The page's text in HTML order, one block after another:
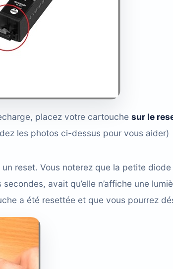
placez votre cartouche sur le
les photos ci-dessus pour vous aider)
reset. Vous noterez que la petite
secondes, avait qu’elle n’affiche une
a été resettée et que vous pourrez